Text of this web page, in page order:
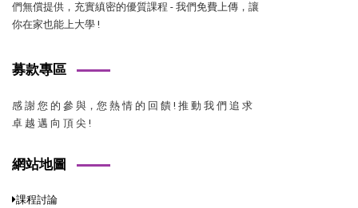
們無償提供，充實縝密的優質課程 - 我們免費上傳，讓
你在家也能上大學 !
募款專區
感 謝 您 的 參 與，您 熱 情 的 回 饋 ! 推 動 我 們 追 求
卓 越 邁 向 頂 尖 !
網站地圖
課程討論